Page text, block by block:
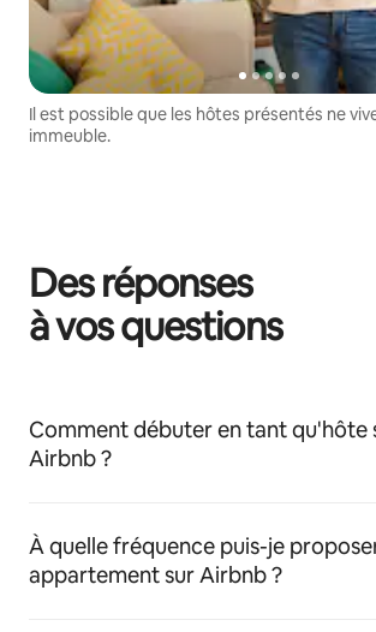
Il est possible que les hôtes présentés ne
immeuble.
Des réponses
à vos questions
Comment débuter en tant qu'hôte
Airbnb ?
À quelle fréquence puis-je
appartement sur Airbnb ?